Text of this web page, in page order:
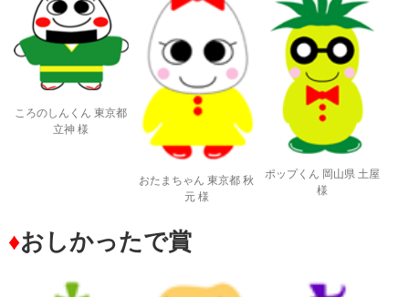
ころのしんくん 東京都
立神 様
おたまちゃん 東京都 秋
元 様
ポップくん 岡山県 土屋
様
♦おしかったで賞